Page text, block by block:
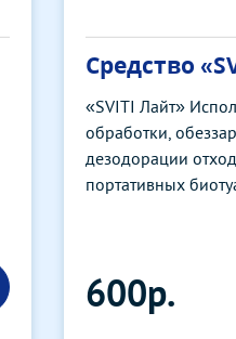
Средство
«SVITI Лайт»
обработки,
дезодорации
портативных
600р.